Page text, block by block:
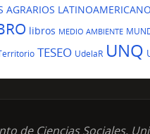
AGRARIOS
libros MEDIO AMBIENTE
TESEO UdelaR UNQ
de Ciencias Sociales,